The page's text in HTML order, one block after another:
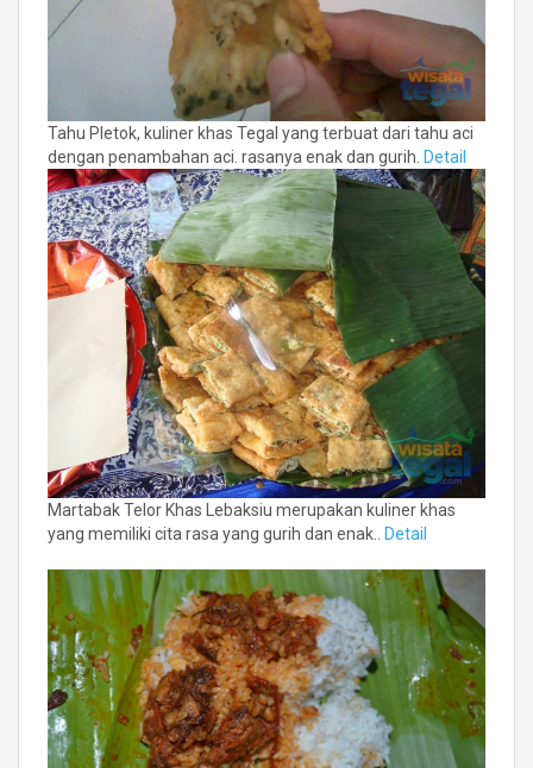
Tahu Pletok, kuliner khas Tegal yang terbuat dari tahu aci
dengan penambahan aci. rasanya enak dan gurih. Detail
Martabak Telor Khas Lebaksiu merupakan kuliner khas
yang memiliki cita rasa yang gurih dan enak..
Detail